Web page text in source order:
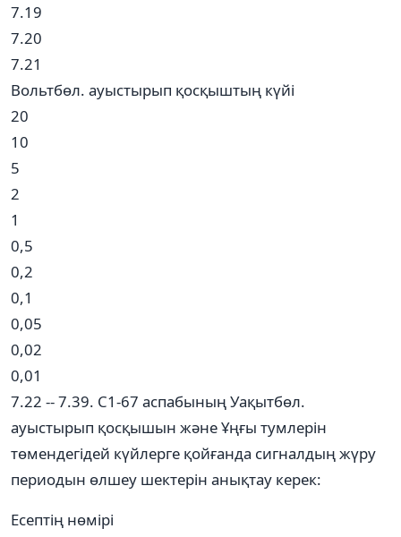
7.19
7.20
7.21
Вольтбөл. ауыстырып қосқыштың күйі
20
10
5
2
1
0,5
0,2
0,1
0,05
0,02
0,01
7.22 -- 7.39. С1-67 аспабының Уақытбөл.
ауыстырып қосқышын және Ұңғы тумлерін
төмендегідей күйлерге қойғанда сигналдың жүру
периодын өлшеу шектерін анықтау керек:
Есептің нөмірі